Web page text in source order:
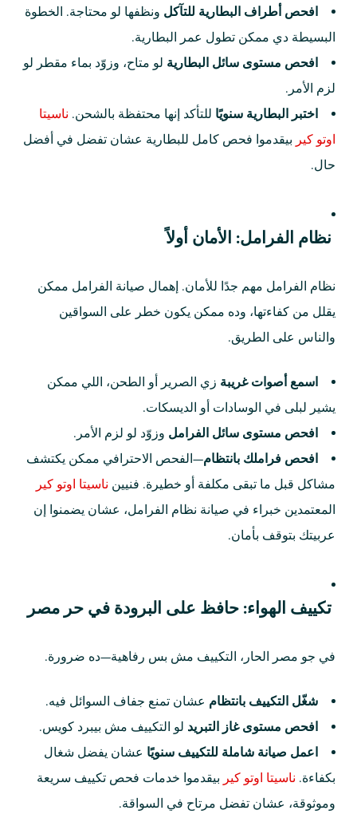
افحص أطراف البطارية للتآكل ونظفها لو محتاجة. الخطوة
البسيطة دي ممكن تطول عمر البطارية.
افحص مستوى سائل البطارية لو متاح، وزوّد بماء مقطر لو
لزم الأمر.
اختبر البطارية سنويًا للتأكد إنها محتفظة بالشحن. ناسيتا
اوتو كير بيقدموا فحص كامل للبطارية عشان تفضل في أفضل
حال.
نظام الفرامل: الأمان أولاً
نظام الفرامل مهم جدًا للأمان. إهمال صيانة الفرامل ممكن
يقلل من كفاءتها، وده ممكن يكون خطر على السواقين
والناس على الطريق.
اسمع أصوات غريبة زي الصرير أو الطحن، اللي ممكن
يشير لبلى في الوسادات أو الديسكات.
افحص مستوى سائل الفرامل وزوّد لو لزم الأمر.
افحص فراملك بانتظام—الفحص الاحترافي ممكن يكتشف
مشاكل قبل ما تبقى مكلفة أو خطيرة. فنيين ناسيتا اوتو كير
المعتمدين خبراء في صيانة نظام الفرامل، عشان يضمنوا إن
عربيتك بتوقف بأمان.
تكييف الهواء: حافظ على البرودة في حر مصر
في جو مصر الحار، التكييف مش بس رفاهية—ده ضرورة.
شغّل التكييف بانتظام عشان تمنع جفاف السوائل فيه.
افحص مستوى غاز التبريد لو التكييف مش بيبرد كويس.
اعمل صيانة شاملة للتكييف سنويًا عشان يفضل شغال
بكفاءة. ناسيتا اوتو كير بيقدموا خدمات فحص تكييف سريعة
وموثوقة، عشان تفضل مرتاح في السواقة.